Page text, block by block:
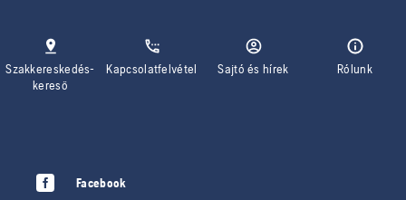
Szakkereskedés-
kereső
Kapcsolatfelvétel Sajtó és hírek Rólunk
Facebook